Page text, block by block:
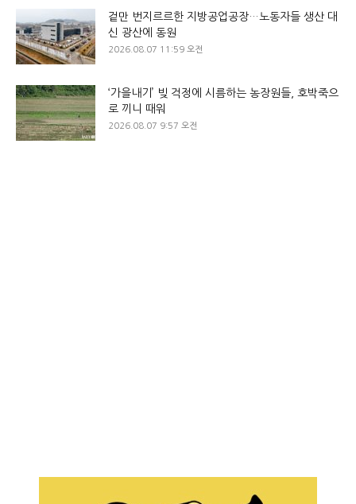
겉만 번지르르한 지방공업공장…노동자들 생산 대
신 광산에 동원
2026.08.07 11:59 오전
‘가을내기’ 빚 걱정에 시름하는 농장원들, 호박죽으
로 끼니 때워
2026.08.07 9:57 오전